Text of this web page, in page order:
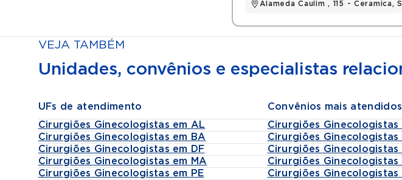
Alameda Caulim , 115 - Ceramica,
VEJA TAMBÉM
Unidades, convênios e especialistas
UFs de atendimento
Cirurgiões Ginecologistas em AL
Cirurgiões Ginecologistas em BA
Cirurgiões Ginecologistas em DF
Cirurgiões Ginecologistas em MA
Cirurgiões Ginecologistas em PE
Convênios mais atendidos
Cirurgiões Ginecologistas
Cirurgiões Ginecologistas
Cirurgiões Ginecologistas
Cirurgiões
Cirurgiões Ginecologistas